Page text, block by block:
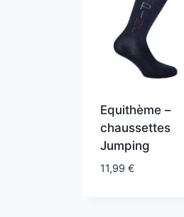
Equithème –
chaussettes
Jumping
11,99 €